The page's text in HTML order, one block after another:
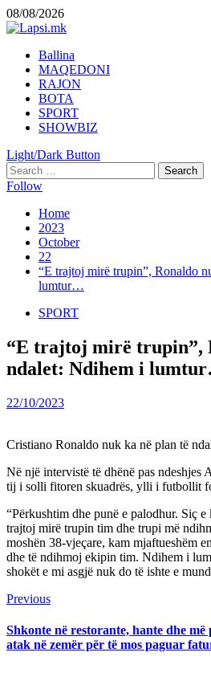
Skip
to
08/08/2026
Primary
Menu
Ballina
MAQEDONI
RAJON
BOTA
SPORT
SHOWBIZ
Light/Dark Button
Search
for:
Follow
Home
2023
October
22
“E trajtoj mirë trupin”, Ronaldo
lumtur…
SPORT
“E trajtoj mirë trupin”,
ndalet: Ndihem i
22/10/2023
Cristiano Ronaldo nuk ka në plan të
Në një intervistë të dhënë pas ndeshjes
tij i solli fitoren skuadrës, ylli i futbollit
“Përkushtim dhe punë e palodhur. Siç e
trajtoj mirë trupin tim dhe trupi më
moshën 38-vjeçare, kam mjaftueshëm
dhe të ndihmoj ekipin tim. Ndihem i
shokët e mi asgjë nuk do të ishte e
Continue
Reading
PreviousPrevious
Shkonte në restorante, hante dhe
atak në zemër për të mos paguar